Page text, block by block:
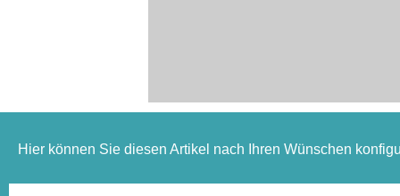
Hier können Sie diesen Artikel nach Ihren Wünschen